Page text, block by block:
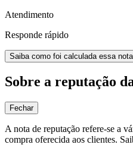
Atendimento
Responde rápido
Saiba como foi calculada essa nota
Sobre a reputação
Fechar
A nota de reputação refere-se a
compra oferecida aos clientes.